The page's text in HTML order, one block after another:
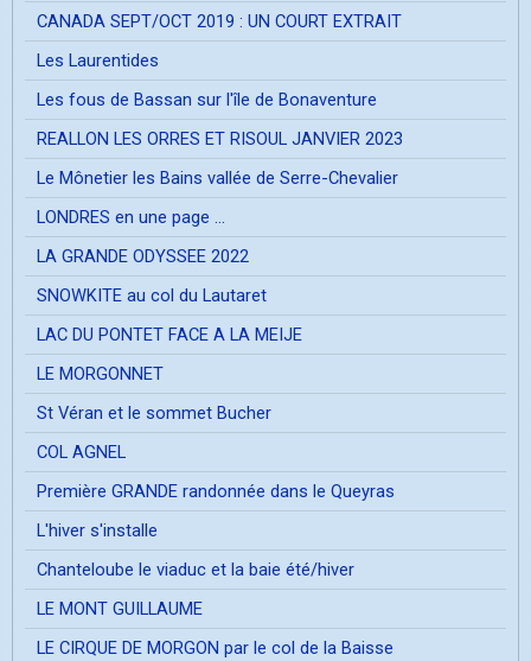
CANADA SEPT/OCT 2019 : UN COURT EXTRAIT
Les Laurentides
Les fous de Bassan sur l'île de Bonaventure
REALLON LES ORRES ET RISOUL JANVIER 2023
Le Mônetier les Bains vallée de Serre-Chevalier
LONDRES en une page ...
LA GRANDE ODYSSEE 2022
SNOWKITE au col du Lautaret
LAC DU PONTET FACE A LA MEIJE
LE MORGONNET
St Véran et le sommet Bucher
COL AGNEL
Première GRANDE randonnée dans le Queyras
L'hiver s'installe
Chanteloube le viaduc et la baie été/hiver
LE MONT GUILLAUME
LE CIRQUE DE MORGON par le col de la Baisse